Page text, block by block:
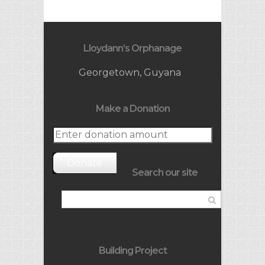
Lloydann’s Orphanage
Georgetown, Guyana
Make a Donation
Search our site
Building Project